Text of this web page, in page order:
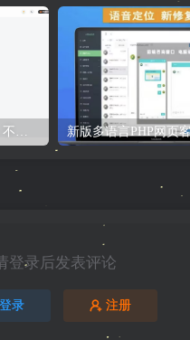
子比主题从0-1搭建教程，不是源码仅供观看即可！
登录后发表评论
登录 注册